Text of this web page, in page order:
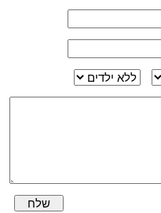
שלח